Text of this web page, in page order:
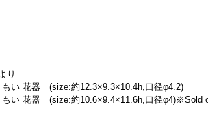
り
い 花器　(size:約12.3×9.3×10.4h,口径φ4.2)
い 花器　(size:約10.6×9.4×11.6h,口径φ4)※Sold